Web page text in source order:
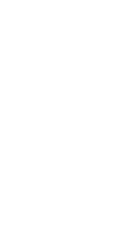
ЭКО,
ЭКО, для сурмам